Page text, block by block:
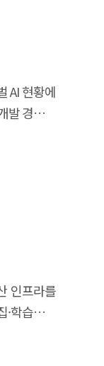
with
solve this
that
and
create
to
digital
AI 현황에
경쟁은
크들이
에 따라
United
have
of
인프라를
습하여
년부터
데이트